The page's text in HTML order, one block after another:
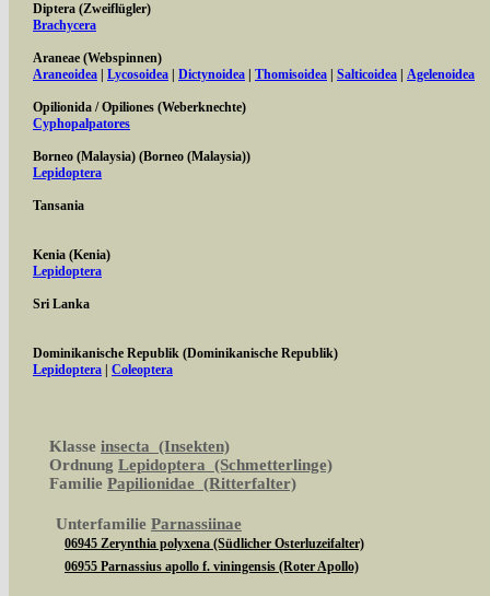
Diptera (Zweiflügler)
Brachycera
Araneae (Webspinnen)
Araneoidea
Lycosoidea Dictynoidea Thomisoidea Salticoidea Agelenoidea
Opilionida / Opiliones (Weberknechte)
Cyphopalpatores
Borneo (Malaysia) (Borneo (Malaysia))
Lepidoptera
Tansania
Kenia (Kenia)
Lepidoptera
Sri Lanka
Dominikanische Republik (Dominikanische Republik)
Lepidoptera
Coleoptera
Klasse insecta (Insekten)
Ordnung Lepidoptera (Schmetterlinge)
Familie Papilionidae (Ritterfalter)
Unterfamilie Parnassiinae
06945 Zerynthia polyxena (Südlicher Osterluzeifalter)
06955 Parnassius apollo f. viningensis (Roter Apollo)